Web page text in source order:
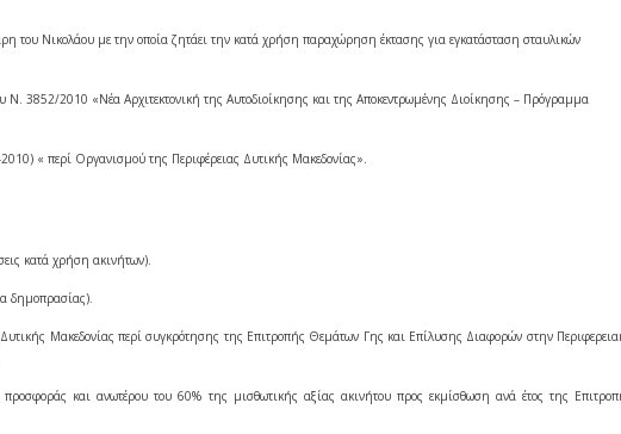
του Νικολάου με την οποία ζητάει την κατά χρήση παραχώρηση έκτασης για εγκατάσταση σταυλικών
Ν. 3852/2010 «Νέα Αρχιτεκτονική της Αυτοδιοίκησης και της Αποκεντρωμένης Διοίκησης – Πρόγραμμα
« περί Οργανισμού της Περιφέρειας Δυτικής Μακεδονίας».
κατά χρήση ακινήτων).
δημοπρασίας).
Μακεδονίας περί συγκρότησης της Επιτροπής Θεμάτων Γης και Επίλυσης Διαφορών στην
και ανωτέρου του 60% της μισθωτικής αξίας ακινήτου προς εκμίσθωση ανά έτος της